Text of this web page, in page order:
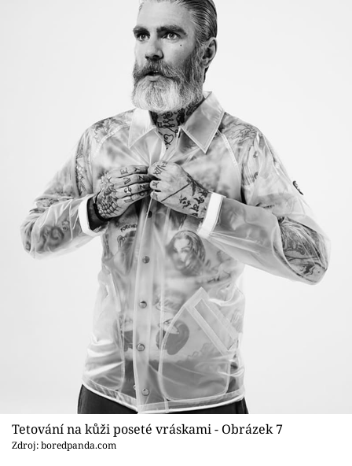
Tetování na kůži poseté vráskami - Obrázek 7
Zdroj: boredpanda.com